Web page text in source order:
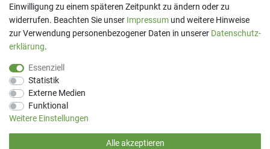
Bürozeiten
Mo - Fr 09:00 Uhr - 13:00 Uhr
Einwilligung zu einem späteren Zeitpunkt zu ändern oder zu
widerrufen. Beachten Sie unser Impressum und weitere Hinweise
zur Verwendung personenbezogener Daten in unserer Daten­schutz­
erklärung.
Essenziell
Statistik
Externe Medien
Funktional
Weitere Einstellungen
Alle akzeptieren